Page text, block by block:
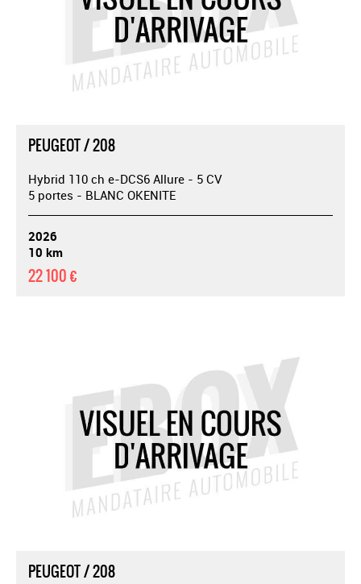
PEUGEOT / 208
Hybrid 110 ch e-DCS6 Allure - 5 CV
5 portes - BLANC OKENITE
2026
10 km
22 100 €
PEUGEOT / 208